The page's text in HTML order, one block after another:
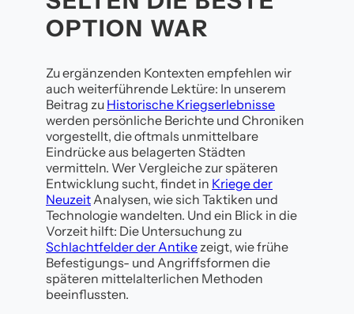
OPTION WAR
Zu ergänzenden Kontexten empfehlen wir
auch weiterführende Lektüre: In unserem
Beitrag zu Historische Kriegserlebnisse
werden persönliche Berichte und Chroniken
vorgestellt, die oftmals unmittelbare
Eindrücke aus belagerten Städten
vermitteln. Wer Vergleiche zur späteren
Entwicklung sucht, findet in Kriege der
NeuzeitAnalysen, wie sich Taktiken und
Technologie wandelten. Und ein Blick in die
Vorzeit hilft: Die Untersuchung zu
Schlachtfelder der Antikezeigt, wie frühe
Befestigungs- und Angriffsformen die
späteren mittelalterlichen Methoden
beeinflussten.